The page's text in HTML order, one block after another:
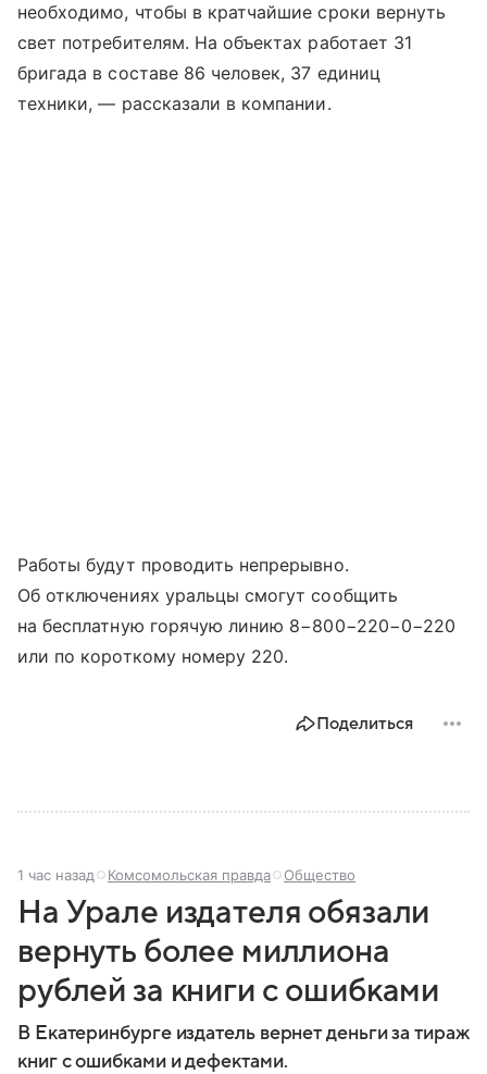
необходимо, чтобы в кратчайшие сроки вернуть
свет потребителям. На объектах работает 31
бригада в составе 86 человек, 37 единиц
техники, — рассказали в компании.
Работы будут проводить непрерывно.
Об отключениях уральцы смогут сообщить
на бесплатную горячую линию 8−800−220−0−220
или по короткому номеру 220.
Поделиться
1 час назад Комсомольская правда Общество
На Урале издателя обязали
вернуть более миллиона
рублей за книги с ошибками
В Екатеринбурге издатель вернет деньги за тираж
книг с ошибками и дефектами.